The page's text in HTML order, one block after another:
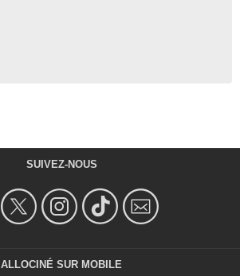
SUIVEZ-NOUS
ALLOCINÉ SUR MOBILE